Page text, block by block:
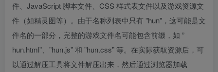
件、JavaScript 脚本文件、CSS 样式表文件以及游戏资源文
件（如精灵图等）。由于名称列表中只有 ”hun”，这可能是文
件名的一部分，完整的游戏文件名可能包含前缀，如 ”
hun.html”、”hun.js” 和 ”hun.css” 等。在实际获取资源后，可
以通过解压工具将文件解压出来，然后通过浏览器加载